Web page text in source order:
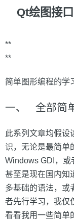
Qt绘图接
**
**
简单图形编程的学
一、 全部简
此系列文章均假设
识，无论是最简单
Windows GDI，或
甚至是现在国内知
多基础的语法，或
者先行学习，我仅
看看我用一些简单